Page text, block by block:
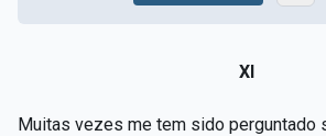
XI
Muitas vezes me tem sido perguntado